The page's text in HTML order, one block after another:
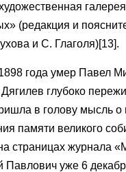
(редакция и
и С. Глаголя)[13].
года умер Павел
Дягилев глубоко
в голову мысль о
памяти великого
страницах журнала
Павлович уже 6